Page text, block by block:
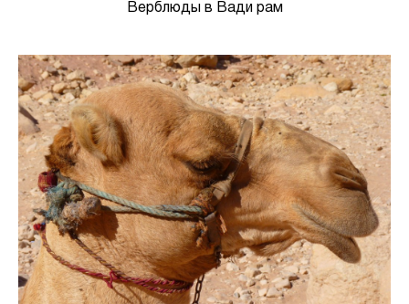
Верблюды в Вади рам